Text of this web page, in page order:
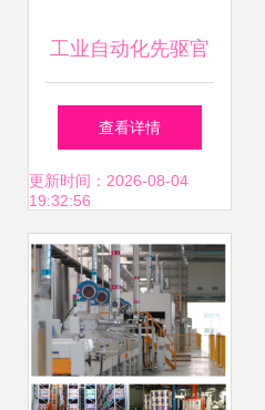
工业自动化先驱官
利强 以匠心铸就智
造未来
查看详情
更新时间：2026-08-04
19:32:56